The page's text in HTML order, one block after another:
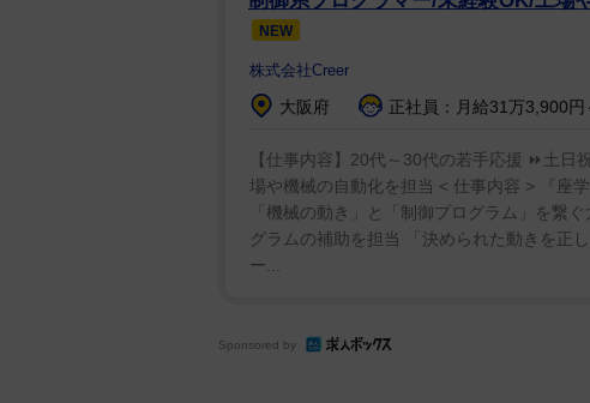
NEW
株式会社Creer
大阪府 正社員：月給31万3,900円
【仕事内容】20代～30代の若手応援 ⏩土
場や機械の自動化を担当 < 仕事内容 > 『座
「機械の動き」と「制御プログラム」を繋
グラムの補助を担当 「決められた動きを正
ー...
Sponsored by